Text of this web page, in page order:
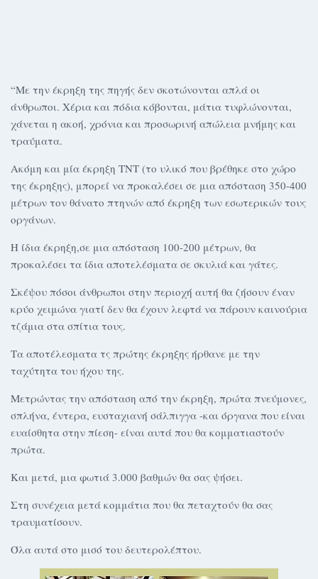
“Με την έκρηξη της πηγής δεν σκοτώνονται απλά οι
άνθρωποι. Χέρια και πόδια κόβονται, μάτια τυφλώνονται,
χάνεται η ακοή, χρόνια και προσωρινή απώλεια μνήμης και
τραύματα.
Ακόμη και μία έκρηξη ΤΝΤ (το υλικό που βρέθηκε στο χώρο
της έκρηξης), μπορεί να προκαλέσει σε μια απόσταση 350-400
μέτρων τον θάνατο πτηνών από έκρηξη των εσωτερικών τους
οργάνων.
Η ίδια έκρηξη,σε μια απόσταση 100-200 μέτρων, θα
προκαλέσει τα ίδια αποτελέσματα σε σκυλιά και γάτες.
Σκέψου πόσοι άνθρωποι στην περιοχή αυτή θα ζήσουν έναν
κρύο χειμώνα γιατί δεν θα έχουν λεφτά να πάρουν καινούρια
τζάμια στα σπίτια τους.
Τα αποτέλεσματα τς πρώτης έκρηξης ήρθανε με την
ταχύτητα του ήχου της.
Μετρώντας την απόσταση από την έκρηξη, πρώτα πνεύμονες,
σπλήνα, έντερα, ευσταχιανή σάλπιγγα -και όργανα που είναι
ευαίσθητα στην πίεση- είναι αυτά που θα κομματιαστούν
πρώτα.
Και μετά, μια φωτιά 3.000 βαθμών θα σας ψήσει.
Στη συνέχεια μετά κομμάτια που θα πεταχτούν θα σας
τραυματίσουν.
Όλα αυτά στο μισό του δευτερολέπτου.